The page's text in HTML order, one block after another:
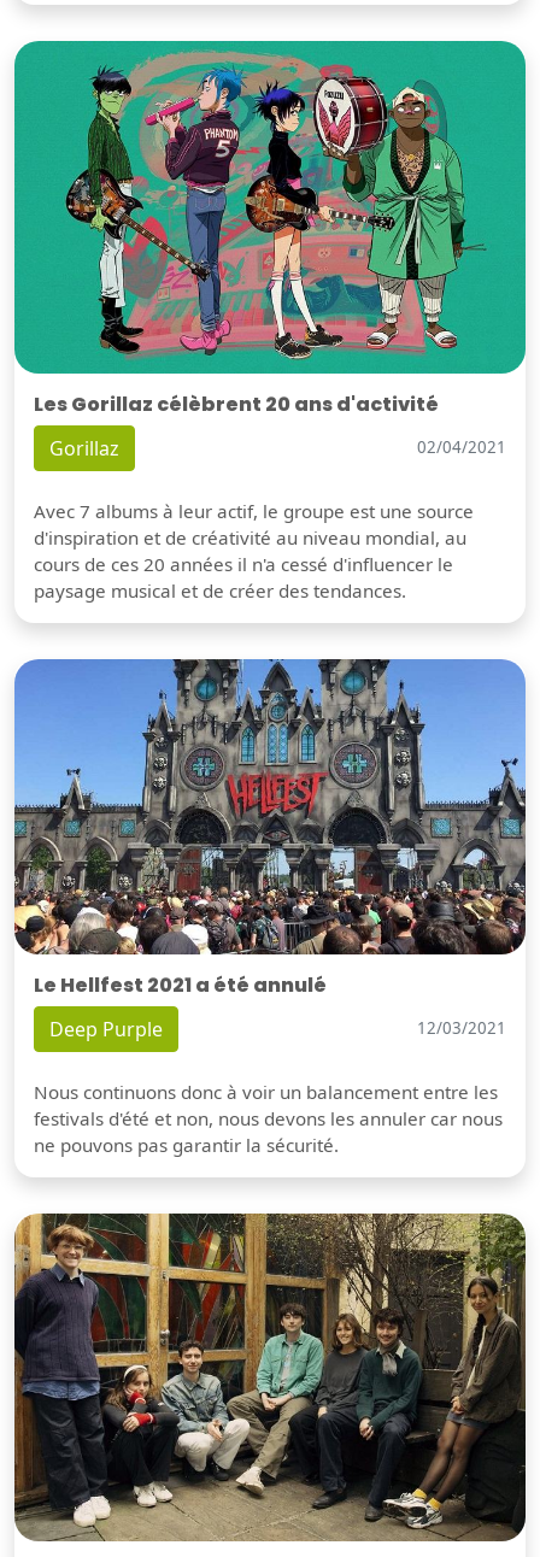
Les Gorillaz célèbrent 20 ans d'activité
Gorillaz 02/04/2021
Avec 7 albums à leur actif, le groupe est une source
d'inspiration et de créativité au niveau mondial, au
cours de ces 20 années il n'a cessé d'influencer le
paysage musical et de créer des tendances.
Le Hellfest 2021 a été annulé
Deep Purple 12/03/2021
Nous continuons donc à voir un balancement entre les
festivals d'été et non, nous devons les annuler car nous
ne pouvons pas garantir la sécurité.